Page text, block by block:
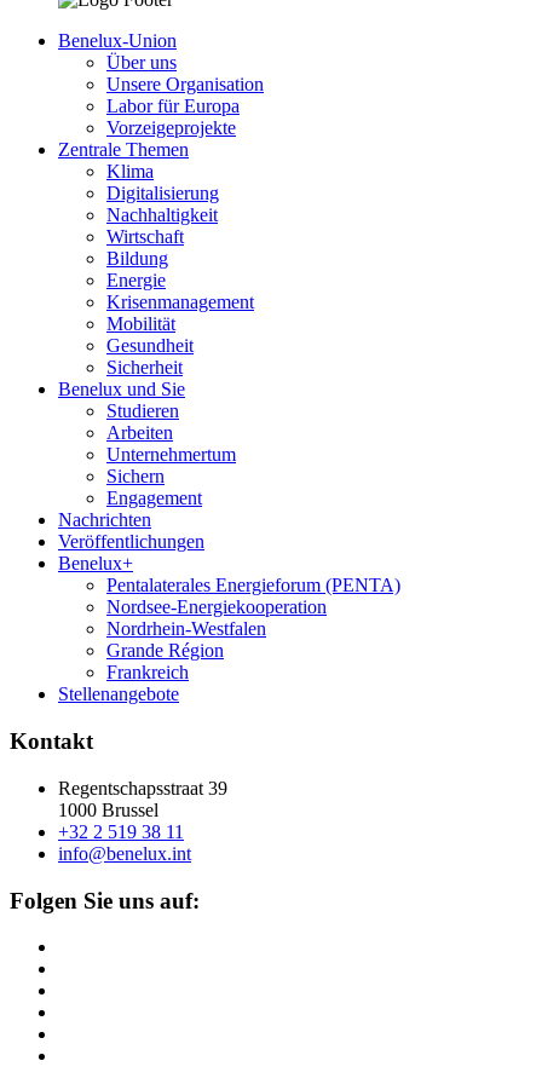
Benelux-Union
Über uns
Unsere Organisation
Labor für Europa
Vorzeigeprojekte
Zentrale Themen
Klima
Digitalisierung
Nachhaltigkeit
Wirtschaft
Bildung
Energie
Krisenmanagement
Mobilität
Gesundheit
Sicherheit
Benelux und Sie
Studieren
Arbeiten
Unternehmertum
Sichern
Engagement
Nachrichten
Veröffentlichungen
Benelux+
Pentalaterales Energieforum (PENTA)
Nordsee-Energiekooperation
Nordrhein-Westfalen
Grande Région
Frankreich
Stellenangebote
Kontakt
Regentschapsstraat 39
1000 Brussel
+32 2 519 38 11
info@benelux.int
Folgen Sie uns auf: